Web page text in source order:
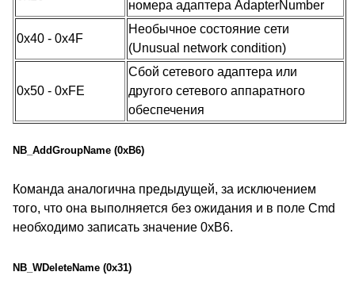
номера адаптера AdapterNumber
0x40 - 0x4F
Необычное состояние сети
(Unusual network condition)
0x50 - 0xFE
Сбой сетевого адаптера или
другого сетевого аппаратного
обеспечения
NB_AddGroupName (0xB6)
Команда аналогична предыдущей, за исключением
того, что она выполняется без ожидания и в поле Cmd
необходимо записать значение 0xB6.
NB_WDeleteName (0x31)